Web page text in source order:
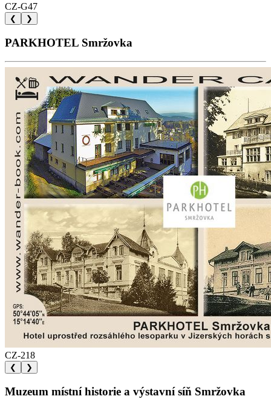
CZ-G47
❮ ❯
PARKHOTEL Smržovka
CZ-218
❮ ❯
Muzeum místní historie a výstavní síň Smržovka